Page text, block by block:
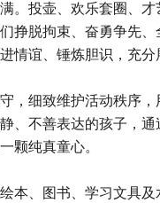
。投壶、欢乐套圈、
挣脱拘束、奋勇争先
情谊、锤炼胆识，充
，细致维护活动秩序
、不善表达的孩子，
颗纯真童心。
本、图书、学习文具